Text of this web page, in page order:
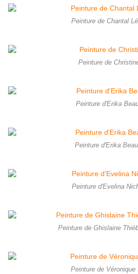
Peinture de Chantal
Peinture de
Peinture d'Erika
Peinture d'Erika
Peinture d'Evelina
Peinture de Ghislaine
Peinture de Véronique